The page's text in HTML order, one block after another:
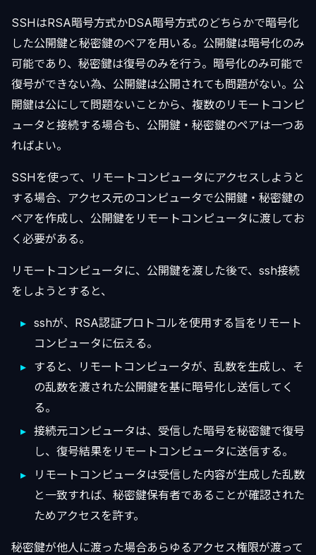
SSHはRSA暗号方式かDSA暗号方式のどちらかで暗号化
した公開鍵と秘密鍵のペアを用いる。公開鍵は暗号化のみ
可能であり、秘密鍵は復号のみを行う。暗号化のみ可能で
復号ができない為、公開鍵は公開されても問題がない。公
開鍵は公にして問題ないことから、複数のリモートコンピ
ュータと接続する場合も、公開鍵・秘密鍵のペアは一つあ
ればよい。
SSHを使って、リモートコンピュータにアクセスしようと
する場合、アクセス元のコンピュータで公開鍵・秘密鍵の
ペアを作成し、公開鍵をリモートコンピュータに渡してお
く必要がある。
リモートコンピュータに、公開鍵を渡した後で、ssh接続
をしようとすると、
sshが、RSA認証プロトコルを使用する旨をリモート
コンピュータに伝える。
すると、リモートコンピュータが、乱数を生成し、そ
の乱数を渡された公開鍵を基に暗号化し送信してく
る。
接続元コンピュータは、受信した暗号を秘密鍵で復号
し、復号結果をリモートコンピュータに送信する。
リモートコンピュータは受信した内容が生成した乱数
と一致すれば、秘密鍵保有者であることが確認された
ためアクセスを許す。
秘密鍵が他人に渡った場合あらゆるアクセス権限が渡って